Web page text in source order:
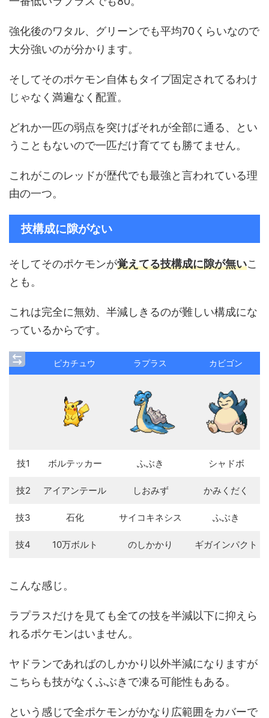
強化後のワタル、グリーンでも平均70くらいなので
大分強いのが分かります。
そしてそのポケモン自体もタイプ固定されてるわけ
じゃなく満遍なく配置。
どれか一匹の弱点を突けばそれが全部に通る、とい
うこともないので一匹だけ育てても勝てません。
これがこのレッドが歴代でも最強と言われている理
由の一つ。
技構成に隙がない
そしてそのポケモンが覚えてる技構成に隙が無いこ
とも。
これは完全に無効、半減しきるのが難しい構成にな
っているからです。
ピカチュウ ラプラス カビゴン
技1 ボルテッカー ふぶき シャドボ
技2 アイアンテール しおみず かみくだく
技3 石化 サイコキネシス ふぶき
技4 10万ボルト のしかかり ギガインパクト
こんな感じ。
ラプラスだけを見ても全ての技を半減以下に抑えら
れるポケモンはいません。
ヤドランであればのしかかり以外半減になりますが
こちらも技がなくふぶきで凍る可能性もある。
という感じで全ポケモンがかなり広範囲をカバーで